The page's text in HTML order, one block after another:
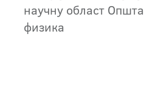
научну област Општа
физика